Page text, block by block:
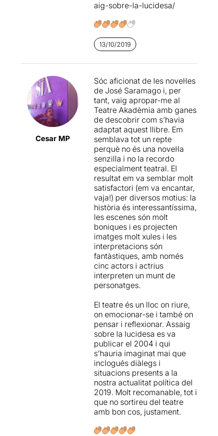
sea para cuestionarnos
sobre la certeza o el
populismo de las teorías
conspiratorias que
sobre la lucidesa
Samarago no quería
hacernos pensar? No fuera
que los ciegos seamos
nosotros...
Un text difícil per ser
companyia ha decidit
mateixos protagonistes ens
expliquin el que va passar i
ens intentin fer entendre els
absolutament buit i una
posada en escena que juga
amb el terra convertint-lo
en una pissarraon ells van
dibuixant o escrivint a
mesura que avança el relat.
Una magnífica il·luminació
deSylvia Kuchinovi l'espai
sonord'Enric Monfort i
Roger Julià acompanyen
perfectament, sense dubte,
el moviment escènic dels
intèrprets.
Una obra que es fa
absolutament vigent
d'ençà dels últims
esdeveniments ocorreguts
a Catalunya i que posa en
relleu el necessari debat
entorn de l'anomenada
no s'arriba a creure el
resultat electoral, acusa de
moviment sediciós la
voluntat popular, anul·la el
resultat i torna a convocar
eleccions, amb un resultat
calcat a l'anterior..... us sona
???
Saramago porta al límit el
concepte de democràcia
ens planteja una faula, una
faula que comença i acaba
amb l'udol d'un gos i on els
aig-sobre-la-lucidesa/
13/10/2019
Cesar MP
Sóc aficionat de les novel·les
de José Saramago i, per
tant, vaig apropar-me al
Teatre Akadèmia amb ganes
de descobrir com s’havia
adaptat aquest llibre. Em
semblava tot un repte
perquè no és una novel·la
senzilla i no la recordo
especialment teatral. El
resultat em va semblar molt
satisfactori (em va encantar,
vaja!) per diversos motius: la
història és interessantíssima,
les escenes són molt
boniques i es projecten
imatges molt xules i les
interpretacions són
fantàstiques, amb només
cinc actors i actrius
interpreten un munt de
personatges.
El teatre és un lloc on riure,
on emocionar-se i també on
pensar i reflexionar. Assaig
sobre la lucidesa es va
publicar el 2004 i qui
s’hauria imaginat mai que
inclogués diàlegs i
situacions presents a la
nostra actualitat política del
2019. Molt recomanable, tot i
que no sortireu del teatre
amb bon cos, justament.